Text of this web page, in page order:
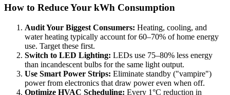
How to Reduce Your kWh Consumption
Audit Your Biggest Consumers: Heating, cooling, and
water heating typically account for 60–70% of home energy
use. Target these first.
Switch to LED Lighting: LEDs use 75–80% less energy
than incandescent bulbs for the same light output.
Use Smart Power Strips: Eliminate standby ("vampire")
power from electronics that draw power even when off.
Optimize HVAC Scheduling: Every 1°C reduction in